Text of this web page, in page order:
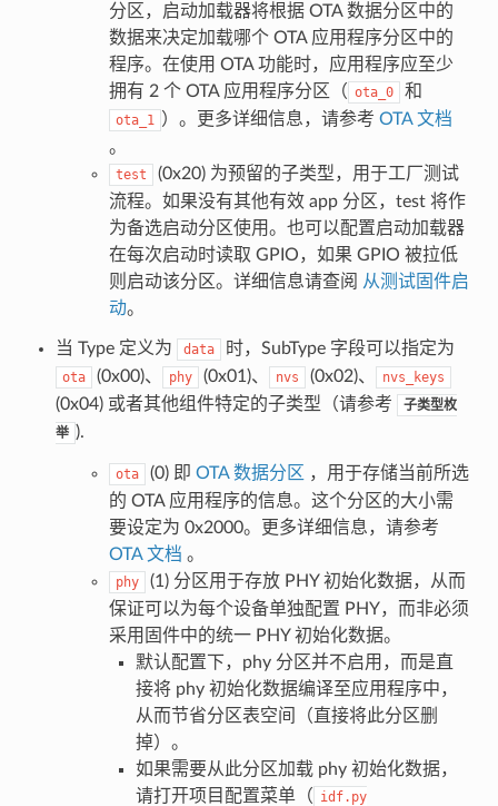
分区，启动加载器将根据 OTA 数据分区中的
数据来决定加载哪个 OTA 应用程序分区中的
程序。在使用 OTA 功能时，应用程序应至少
拥有 2 个 OTA 应用程序分区（ ota_0 和
ota_1 ）。更多详细信息，请参考 OTA 文档
。
test
(0x20) 为预留的子类型，用于工厂测试
流程。如果没有其他有效 app 分区，test 将作
为备选启动分区使用。也可以配置启动加载器
在每次启动时读取 GPIO，如果 GPIO 被拉低
则启动该分区。详细信息请查阅 从测试固件启
动。
当 Type 定义为 data 时，SubType 字段可以指定为
ota (0x00)、 phy (0x01)、 nvs (0x02)、 nvs_keys
(0x04) 或者其他组件特定的子类型（请参考
子类型枚
举 ).
ota (0) 即 OTA 数据分区 ，用于存储当前所选
的 OTA 应用程序的信息。这个分区的大小需
要设定为 0x2000。更多详细信息，请参考
OTA 文档 。
phy
(1) 分区用于存放 PHY 初始化数据，从而
保证可以为每个设备单独配置 PHY，而非必须
采用固件中的统一 PHY 初始化数据。
默认配置下，phy 分区并不启用，而是直
接将 phy 初始化数据编译至应用程序中，
从而节省分区表空间（直接将此分区删
掉）。
如果需要从此分区加载 phy 初始化数据，
请打开项目配置菜单（
idf.py